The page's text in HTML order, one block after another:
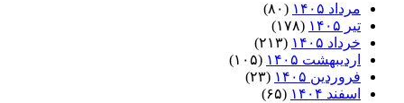
مرداد ۱۴۰۵
(۸۰)
تیر ۱۴۰۵
(۱۷۸)
خرداد ۱۴۰۵
(۲۱۳)
اردیبهشت ۱۴۰۵
(۱۰۵)
فروردین ۱۴۰۵
(۲۳)
اسفند ۱۴۰۴
(۶۵)